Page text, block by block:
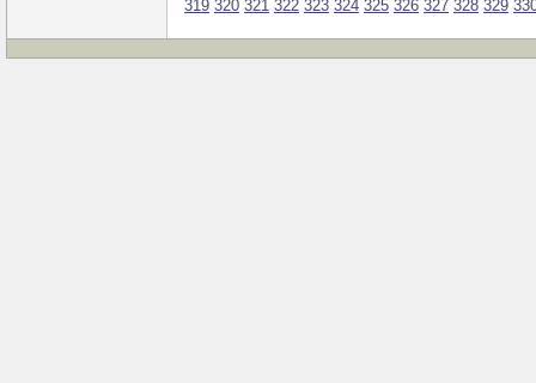
319 320 321 322 323 324 325 326 327 328 329